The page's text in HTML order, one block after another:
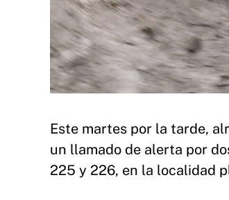
Este martes por la tarde,
un llamado de alerta por
225 y 226, en la localidad